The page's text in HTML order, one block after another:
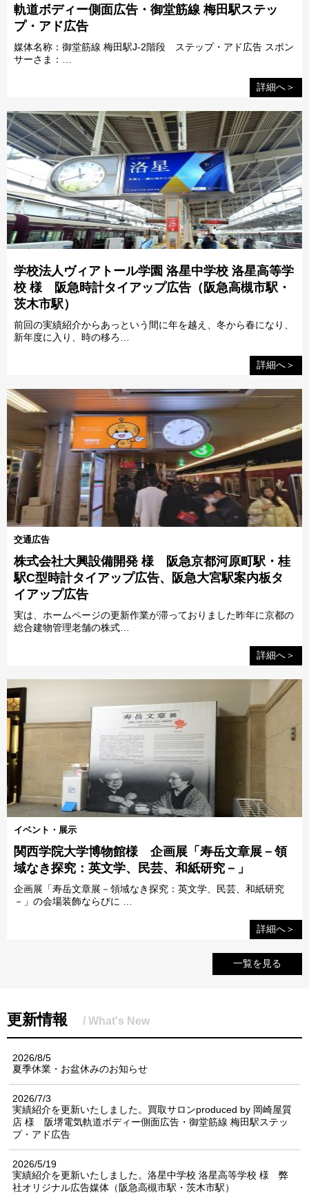
軌道ボディー側面広告・御堂筋線 梅田駅ステッ
プ・アド広告
媒体名称：御堂筋線 梅田駅J-2階段 ステップ・アド広告 スポン
サーさま：…
詳細へ＞
学校法人ヴィアトール学園 洛星中学校 洛星高等学
校 様 阪急時計タイアップ広告（阪急高槻市駅・
茨木市駅）
前回の実績紹介からあっという間に年を越え、冬から春になり、
新年度に入り、時の移ろ…
詳細へ＞
交通広告
株式会社大興設備開発 様 阪急京都河原町駅・桂
駅C型時計タイアップ広告、阪急大宮駅案内板タ
イアップ広告
実は、ホームページの更新作業が滞っておりました昨年に京都の
総合建物管理老舗の株式…
詳細へ＞
イベント・展示
関西学院大学博物館様 企画展「寿岳文章展－領
域なき探究：英文学、民芸、和紙研究－」
企画展「寿岳文章展－領域なき探究：英文学、民芸、和紙研究
－」の会場装飾ならびに …
詳細へ＞
一覧を見る
更新情報 / What's New
2026/8/5
夏季休業・お盆休みのお知らせ
2026/7/3
実績紹介を更新いたしました。買取サロンproduced by 岡崎屋質
店 様 阪堺電気軌道ボディー側面広告・御堂筋線 梅田駅ステッ
プ・アド広告
2026/5/19
実績紹介を更新いたしました。洛星中学校 洛星高等学校 様 弊
社オリジナル広告媒体（阪急高槻市駅・茨木市駅）